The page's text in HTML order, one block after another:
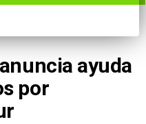
ayuda
por